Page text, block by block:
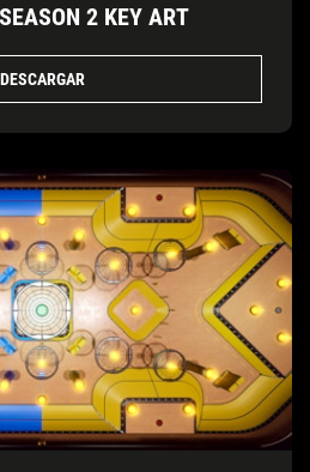
2 KEY ART
DESCARGAR